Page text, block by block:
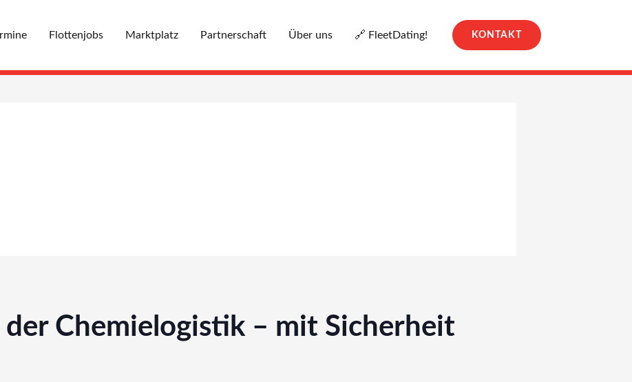
Flottenjobs Marktplatz Partnerschaft Über uns 🔗 FleetDating! KONTAKT
Chemielogistik – mit Sicherheit